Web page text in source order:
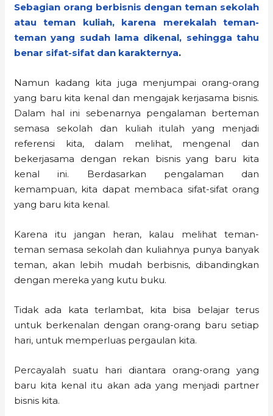
Sebagian orang berbisnis dengan teman sekolah
atau teman kuliah, karena merekalah teman-
teman yang sudah lama dikenal, sehingga tahu
benar sifat-sifat dan karakternya.
Namun kadang kita juga menjumpai orang-orang
yang baru kita kenal dan mengajak kerjasama bisnis.
Dalam hal ini sebenarnya pengalaman berteman
semasa sekolah dan kuliah itulah yang menjadi
referensi kita, dalam melihat, mengenal dan
bekerjasama dengan rekan bisnis yang baru kita
kenal ini. Berdasarkan pengalaman dan
kemampuan, kita dapat membaca sifat-sifat orang
yang baru kita kenal.
Karena itu jangan heran, kalau melihat teman-
teman semasa sekolah dan kuliahnya punya banyak
teman, akan lebih mudah berbisnis, dibandingkan
dengan mereka yang kutu buku.
Tidak ada kata terlambat, kita bisa belajar terus
untuk berkenalan dengan orang-orang baru setiap
hari, untuk memperluas pergaulan kita.
Percayalah suatu hari diantara orang-orang yang
baru kita kenal itu akan ada yang menjadi partner
bisnis kita.